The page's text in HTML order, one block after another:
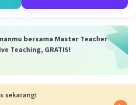
bersama Master Teacher
Teaching, GRATIS!
sekarang!